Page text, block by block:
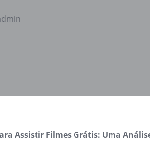
Assistir Filmes Grátis: Uma